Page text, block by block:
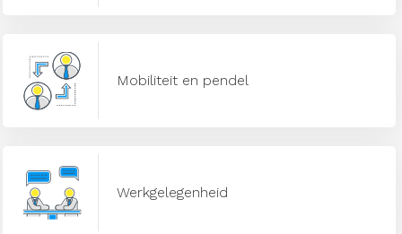
Mobiliteit en pendel
Werkgelegenheid